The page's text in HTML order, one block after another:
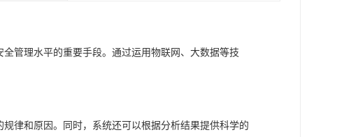
管理水平的重要手段。通过运用物联网、大数据等技
律和原因。同时，系统还可以根据分析结果提供科学的